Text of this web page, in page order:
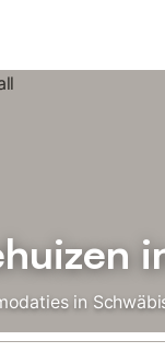
in